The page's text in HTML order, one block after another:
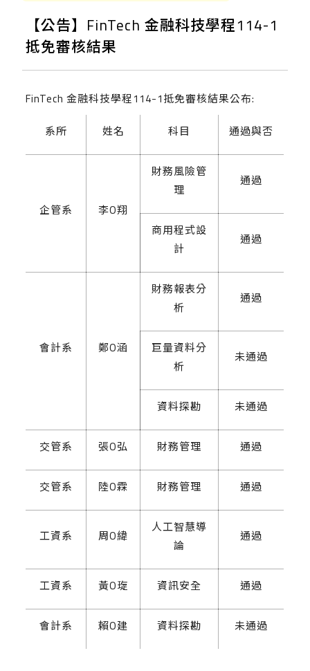
【公告】FinTech 金融科技學程114-1
抵免審核結果
FinTech 金融科技學程114-1抵免審核結果公布:
系所
姓名 科目 通過與否
企管系 李O翔
財務風險管
理
通過
商用程式設
計
通過
會計系 鄭O涵
財務報表分
析
通過
巨量資料分
析
未通過
資料探勘
未通過
交管系
張O弘 財務管理
通過
交管系
陸O霖 財務管理 通過
工資系 周O緯
人工智慧導
論
通過
工資系 黃O琁 資訊安全
通過
會計系
賴O建 資料探勘 未通過